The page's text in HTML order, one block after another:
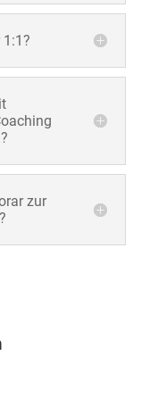
zur